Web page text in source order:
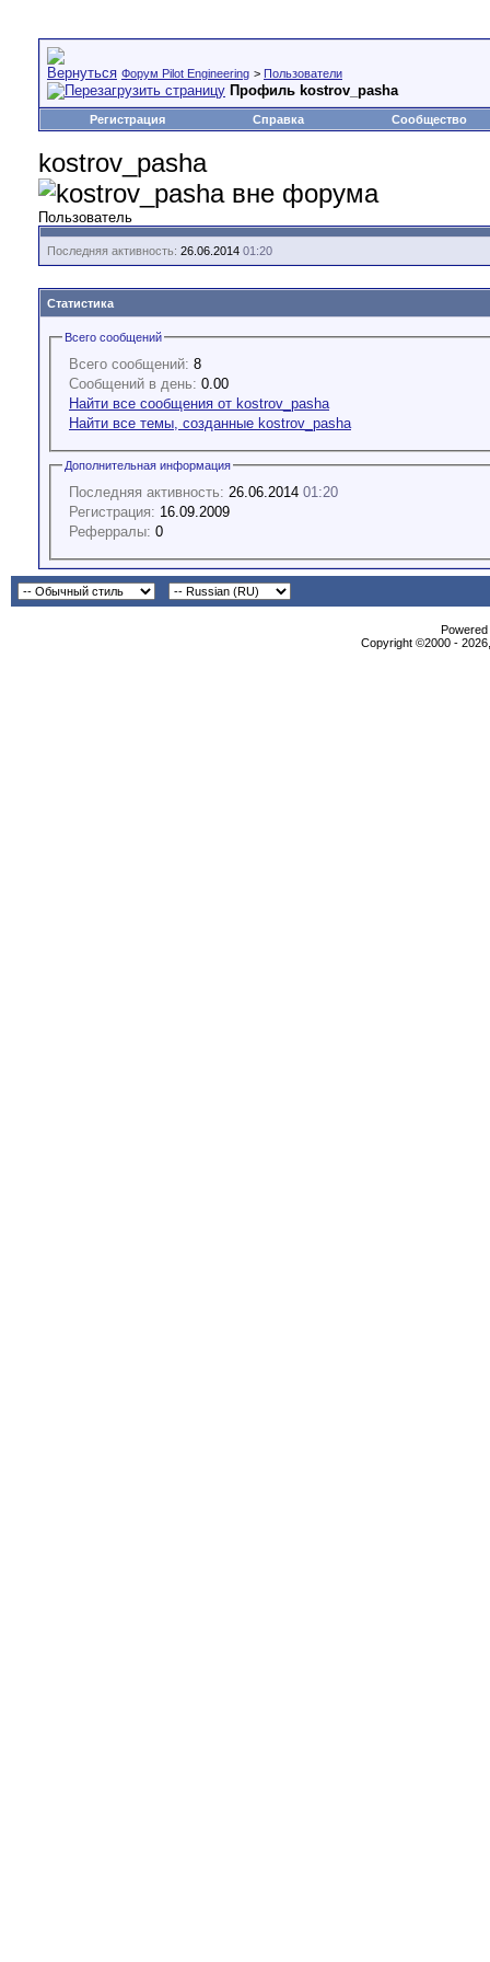
Форум Pilot Engineering > Пользователи
Профиль kostrov_pasha
Регистрация Справка Сообщество
kostrov_pasha
Пользователь
Последняя активность: 26.06.2014 01:20
Статистика
Всего сообщений
Всего сообщений: 8
Сообщений в день: 0.00
Найти все сообщения от kostrov_pasha
Найти все темы, созданные kostrov_pasha
Дополнительная информация
Последняя активность: 26.06.2014 01:20
Регистрация: 16.09.2009
Реферралы: 0
Copyright ©2000 -